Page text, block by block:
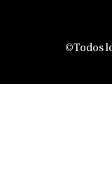
©Todos